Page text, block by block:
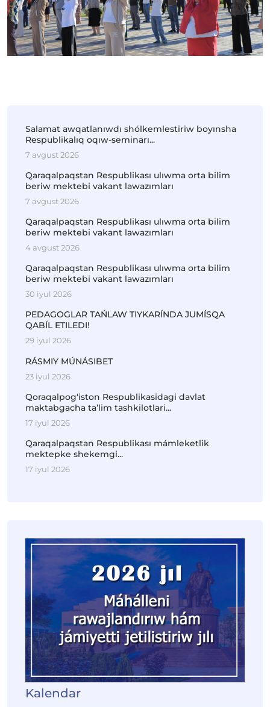
Salamat awqatlanıwdı shólkemlestiriw boyınsha
Respublikalıq oqıw-seminarı...
7 avgust 2026
Qaraqalpaqstan Respublikası ulıwma orta bilim
beriw mektebi vakant lawazımları
7 avgust 2026
Qaraqalpaqstan Respublikası ulıwma orta bilim
beriw mektebi vakant lawazımları
4 avgust 2026
Qaraqalpaqstan Respublikası ulıwma orta bilim
beriw mektebi vakant lawazımları
30 iyul 2026
PEDAGOGLAR TAŃLAW TIYKARÍNDA JUMÍSQA
QABÍL ETILEDI!
29 iyul 2026
RÁSMIY MÚNÁSIBET
23 iyul 2026
Qoraqalpog‘iston Respublikasidagi davlat
maktabgacha ta’lim tashkilotlari...
17 iyul 2026
Qaraqalpaqstan Respublikası mámleketlik
mektepke shekemgi...
17 iyul 2026
Kalendar